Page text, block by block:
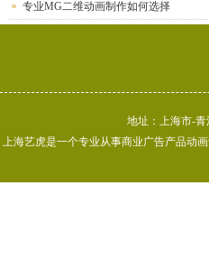
专业MG二维动画制作如何选择
地址：上海市-
上海艺虎是一个专业从事商业广告产品动